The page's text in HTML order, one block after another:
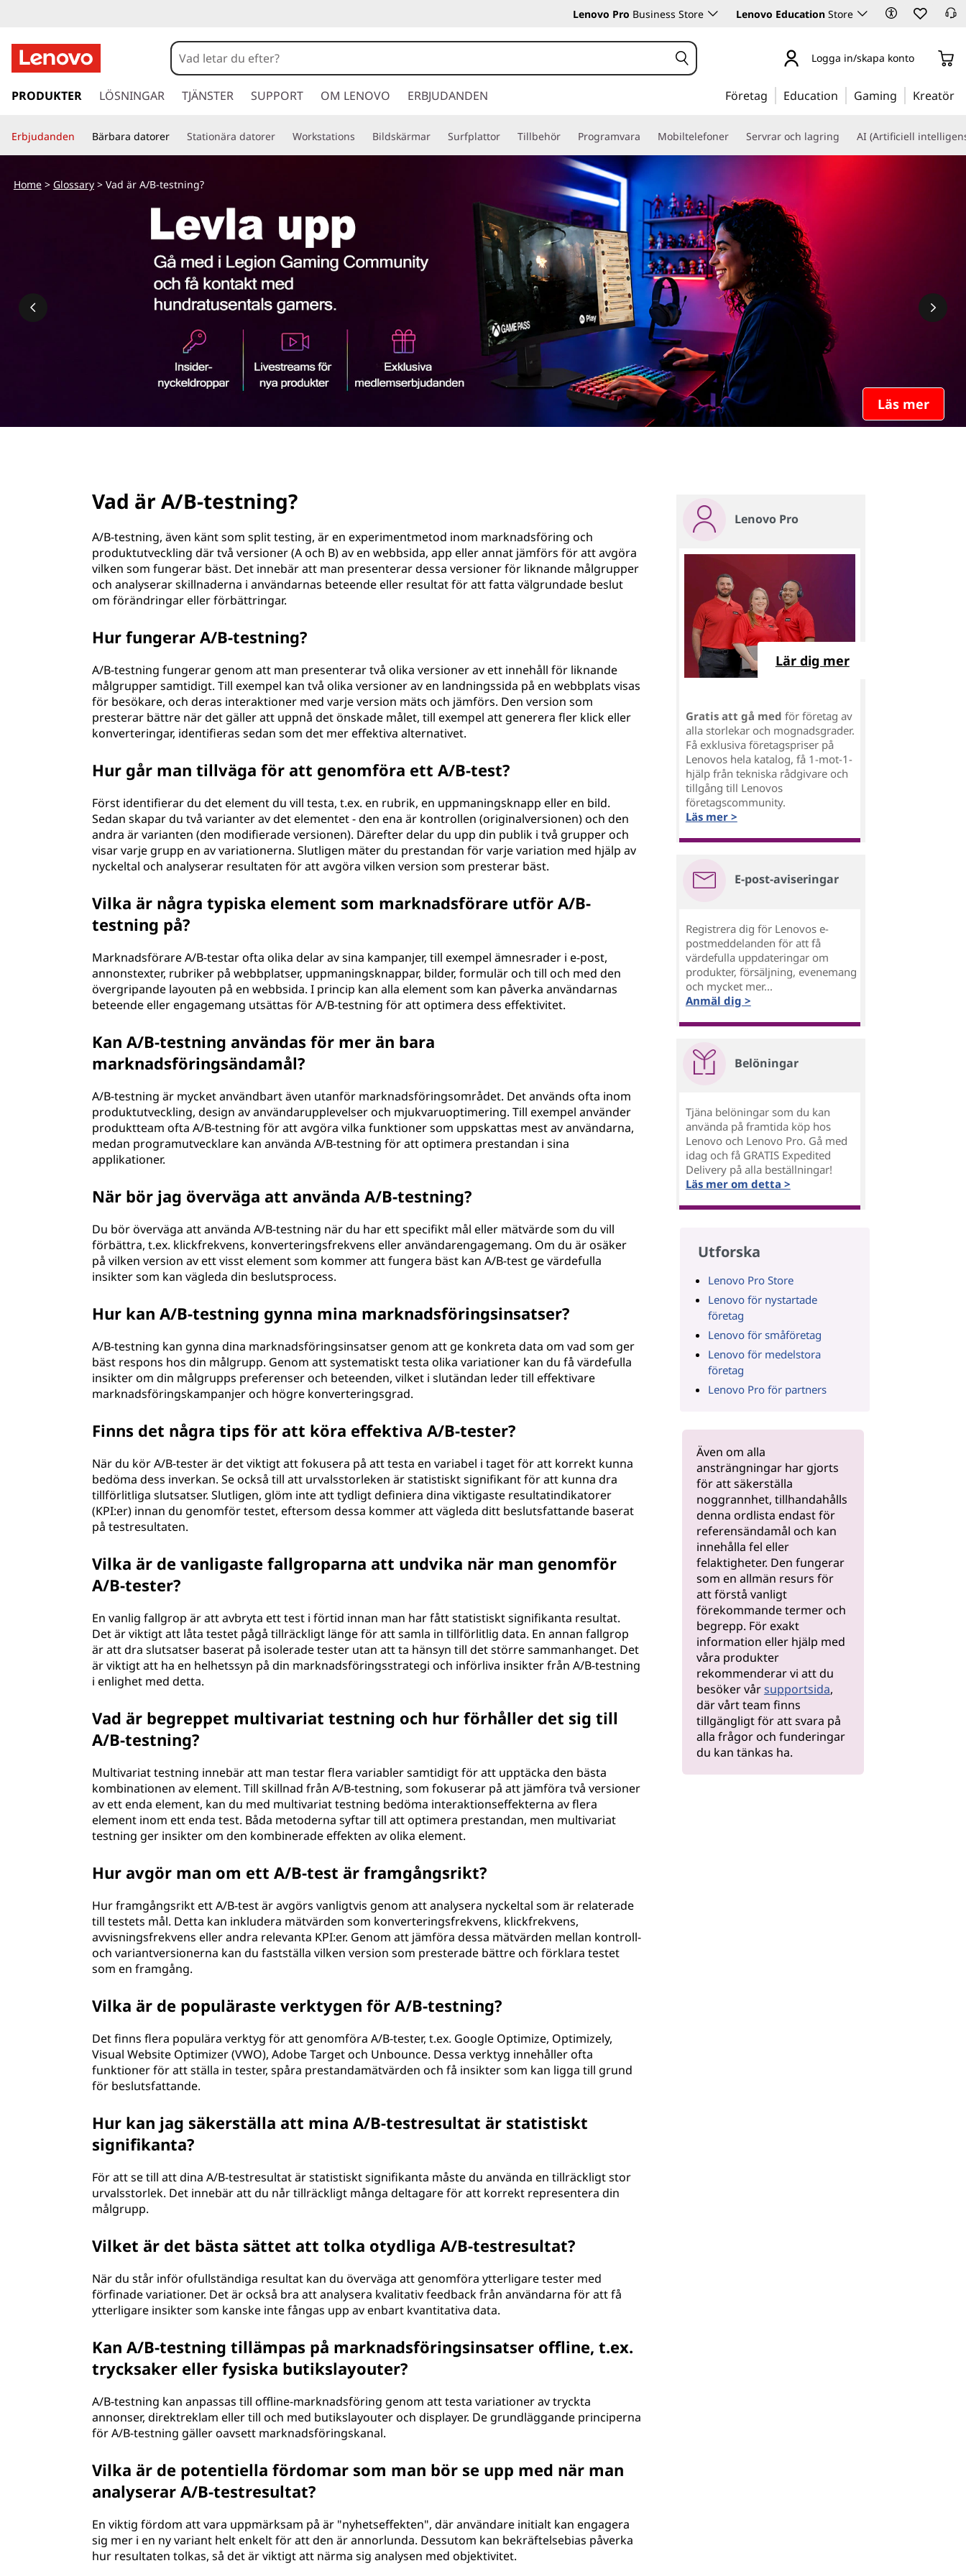
a
d
ä
Lenovo Pro Business Store Lenovo Education Store
o
a
v
d
n
Logga in/skapa konto
PRODUKTER LÖSNINGAR TJÄNSTER SUPPORT OM LENOVO ERBJUDANDEN Företag Education Gaming Kreatör
Erbjudanden Bärbara datorer Stationära datorer Workstations Bildskärmar Surfplattor Tillbehör Programvara Mobiltelefoner Servrar och lagring AI (Artificiell
Läs mer
Home> Glossary> Vad är A/B-testning?
Vad är A/B-testning?
A/B-testning, även känt som split testing, är en experimentmetod inom marknadsföring och
produktutveckling där två versioner (A och B) av en webbsida, app eller annat jämförs för att avgöra
vilken som fungerar bäst. Det innebär att man presenterar dessa versioner för liknande målgrupper
och analyserar skillnaderna i användarnas beteende eller resultat för att fatta välgrundade beslut
om förändringar eller förbättringar.
Hur fungerar A/B-testning?
A/B-testning fungerar genom att man presenterar två olika versioner av ett innehåll för liknande
målgrupper samtidigt. Till exempel kan två olika versioner av en landningssida på en webbplats visas
för besökare, och deras interaktioner med varje version mäts och jämförs. Den version som
presterar bättre när det gäller att uppnå det önskade målet, till exempel att generera fler klick eller
konverteringar, identifieras sedan som det mer effektiva alternativet.
Hur går man tillväga för att genomföra ett A/B-test?
Först identifierar du det element du vill testa, t.ex. en rubrik, en uppmaningsknapp eller en bild.
Sedan skapar du två varianter av det elementet - den ena är kontrollen (originalversionen) och den
andra är varianten (den modifierade versionen). Därefter delar du upp din publik i två grupper och
visar varje grupp en av variationerna. Slutligen mäter du prestandan för varje variation med hjälp av
nyckeltal och analyserar resultaten för att avgöra vilken version som presterar bäst.
Vilka är några typiska element som marknadsförare utför A/B-
testning på?
Marknadsförare A/B-testar ofta olika delar av sina kampanjer, till exempel ämnesrader i e-post,
annonstexter, rubriker på webbplatser, uppmaningsknappar, bilder, formulär och till och med den
övergripande layouten på en webbsida. I princip kan alla element som kan påverka användarnas
beteende eller engagemang utsättas för A/B-testning för att optimera dess effektivitet.
Kan A/B-testning användas för mer än bara
marknadsföringsändamål?
A/B-testning är mycket användbart även utanför marknadsföringsområdet. Det används ofta inom
produktutveckling, design av användarupplevelser och mjukvaruoptimering. Till exempel använder
produktteam ofta A/B-testning för att avgöra vilka funktioner som uppskattas mest av användarna,
medan programutvecklare kan använda A/B-testning för att optimera prestandan i sina
applikationer.
När bör jag överväga att använda A/B-testning?
Du bör överväga att använda A/B-testning när du har ett specifikt mål eller mätvärde som du vill
förbättra, t.ex. klickfrekvens, konverteringsfrekvens eller användarengagemang. Om du är osäker
på vilken version av ett visst element som kommer att fungera bäst kan A/B-test ge värdefulla
insikter som kan vägleda din beslutsprocess.
Hur kan A/B-testning gynna mina marknadsföringsinsatser?
A/B-testning kan gynna dina marknadsföringsinsatser genom att ge konkreta data om vad som ger
bäst respons hos din målgrupp. Genom att systematiskt testa olika variationer kan du få värdefulla
insikter om din målgrupps preferenser och beteenden, vilket i slutändan leder till effektivare
marknadsföringskampanjer och högre konverteringsgrad.
Finns det några tips för att köra effektiva A/B-tester?
När du kör A/B-tester är det viktigt att fokusera på att testa en variabel i taget för att korrekt kunna
bedöma dess inverkan. Se också till att urvalsstorleken är statistiskt signifikant för att kunna dra
tillförlitliga slutsatser. Slutligen, glöm inte att tydligt definiera dina viktigaste resultatindikatorer
(KPI:er) innan du genomför testet, eftersom dessa kommer att vägleda ditt beslutsfattande baserat
på testresultaten.
Vilka är de vanligaste fallgroparna att undvika när man genomför
A/B-tester?
En vanlig fallgrop är att avbryta ett test i förtid innan man har fått statistiskt signifikanta resultat.
Det är viktigt att låta testet pågå tillräckligt länge för att samla in tillförlitlig data. En annan fallgrop
är att dra slutsatser baserat på isolerade tester utan att ta hänsyn till det större sammanhanget. Det
är viktigt att ha en helhetssyn på din marknadsföringsstrategi och införliva insikter från A/B-testning
i enlighet med detta.
Vad är begreppet multivariat testning och hur förhåller det sig till
A/B-testning?
Multivariat testning innebär att man testar flera variabler samtidigt för att upptäcka den bästa
kombinationen av element. Till skillnad från A/B-testning, som fokuserar på att jämföra två versioner
av ett enda element, kan du med multivariat testning bedöma interaktionseffekterna av flera
element inom ett enda test. Båda metoderna syftar till att optimera prestandan, men multivariat
testning ger insikter om den kombinerade effekten av olika element.
Hur avgör man om ett A/B-test är framgångsrikt?
Hur framgångsrikt ett A/B-test är avgörs vanligtvis genom att analysera nyckeltal som är relaterade
till testets mål. Detta kan inkludera mätvärden som konverteringsfrekvens, klickfrekvens,
avvisningsfrekvens eller andra relevanta KPI:er. Genom att jämföra dessa mätvärden mellan kontroll-
och variantversionerna kan du fastställa vilken version som presterade bättre och förklara testet
som en framgång.
Vilka är de populäraste verktygen för A/B-testning?
Det finns flera populära verktyg för att genomföra A/B-tester, t.ex. Google Optimize, Optimizely,
Visual Website Optimizer (VWO), Adobe Target och Unbounce. Dessa verktyg innehåller ofta
funktioner för att ställa in tester, spåra prestandamätvärden och få insikter som kan ligga till grund
för beslutsfattande.
Hur kan jag säkerställa att mina A/B-testresultat är statistiskt
signifikanta?
För att se till att dina A/B-testresultat är statistiskt signifikanta måste du använda en tillräckligt stor
urvalsstorlek. Det innebär att du når tillräckligt många deltagare för att korrekt representera din
målgrupp.
Vilket är det bästa sättet att tolka otydliga A/B-testresultat?
När du står inför ofullständiga resultat kan du överväga att genomföra ytterligare tester med
förfinade variationer. Det är också bra att analysera kvalitativ feedback från användarna för att få
ytterligare insikter som kanske inte fångas upp av enbart kvantitativa data.
Kan A/B-testning tillämpas på marknadsföringsinsatser offline, t.ex.
trycksaker eller fysiska butikslayouter?
A/B-testning kan anpassas till offline-marknadsföring genom att testa variationer av tryckta
annonser, direktreklam eller till och med butikslayouter och displayer. De grundläggande principerna
för A/B-testning gäller oavsett marknadsföringskanal.
Vilka är de potentiella fördomar som man bör se upp med när man
analyserar A/B-testresultat?
En viktig fördom att vara uppmärksam på är "nyhetseffekten", där användare initialt kan engagera
sig mer i en ny variant helt enkelt för att den är annorlunda. Dessutom kan bekräftelsebias påverka
hur resultaten tolkas, så det är viktigt att närma sig analysen med objektivitet.
Lenovo Pro
Lär dig mer
Gratis att gå med för företag av
alla storlekar och mognadsgrader.
Få exklusiva företagspriser på
Lenovos hela katalog, få 1-mot-1-
hjälp från tekniska rådgivare och
tillgång till Lenovos
företagscommunity.
Läs mer >
E-post-aviseringar
Registrera dig för Lenovos e-
postmeddelanden för att få
värdefulla uppdateringar om
produkter, försäljning, evenemang
och mycket mer...
Anmäl dig >
Belöningar
Tjäna belöningar som du kan
använda på framtida köp hos
Lenovo och Lenovo Pro. Gå med
idag och få GRATIS Expedited
Delivery på alla beställningar!
Läs mer om detta >
Utforska
Lenovo Pro Store
Lenovo för nystartade
företag
Lenovo för småföretag
Lenovo för medelstora
företag
Lenovo Pro för partners
Även om alla
ansträngningar har gjorts
för att säkerställa
noggrannhet, tillhandahålls
denna ordlista endast för
referensändamål och kan
innehålla fel eller
felaktigheter. Den fungerar
som en allmän resurs för
att förstå vanligt
förekommande termer och
begrepp. För exakt
information eller hjälp med
våra produkter
rekommenderar vi att du
besöker vårsupportsida,
där vårt team finns
tillgängligt för att svara på
alla frågor och funderingar
du kan tänkas ha.